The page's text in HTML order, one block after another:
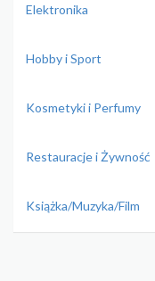
Elektronika
Hobby i Sport
Kosmetyki i Perfumy
Restauracje i Żywność
Książka/Muzyka/Film